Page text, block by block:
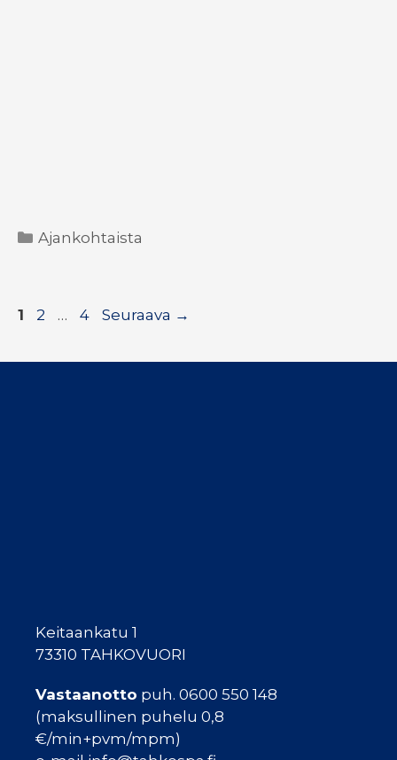
Kategoriat
Ajankohtaista
Sivu
1 Sivu
2 … Sivu
4 Seuraava →
Keitaankatu 1
73310 TAHKOVUORI
Vastaanotto puh. 0600 550 148
(maksullinen puhelu 0,8
€/min+pvm/mpm)